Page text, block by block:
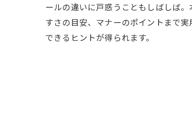
ールの違いに戸惑うこともしばしば
すさの目安、マナーのポイントまで
できるヒントが得られます。